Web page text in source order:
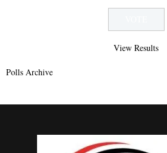
View Results
Polls Archive